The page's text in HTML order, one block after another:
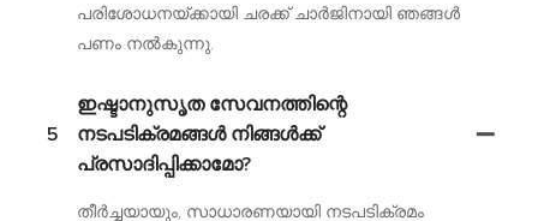
പരിശോധനയ്ക്കായി ചരക്ക് ചാർജിനായി ഞങ്ങൾ
പണം നൽകുന്നു.
5
ഇഷ്ടാനുസൃത സേവനത്തിന്റെ
നടപടിക്രമങ്ങൾ നിങ്ങൾക്ക്
പ്രസാദിപ്പിക്കാമോ?
തീർച്ചയായും, സാധാരണയായി നടപടിക്രമം